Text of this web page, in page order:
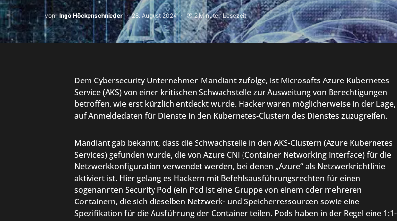
von Ingo Höckenschnieder 28. August 2024 2 Minuten Lesezeit
Dem Cybersecurity Unternehmen Mandiant zufolge, ist Microsofts Azure Kubernetes
Service (AKS) von einer kritischen Schwachstelle zur Ausweitung von Berechtigungen
betroffen, wie erst kürzlich entdeckt wurde. Hacker waren möglicherweise in der Lage,
auf Anmeldedaten für Dienste in den Kubernetes-Clustern des Dienstes zuzugreifen.
Mandiant gab bekannt, dass die Schwachstelle in den AKS-Clustern (Azure Kubernetes
Services) gefunden wurde, die von Azure CNI (Container Networking Interface) für die
Netzwerkkonfiguration verwendet werden, bei denen „Azure“ als Netzwerkrichtlinie
aktiviert ist. Hier gelang es Hackern mit Befehlsausführungsrechten für einen
sogenannten Security Pod (ein Pod ist eine Gruppe von einem oder mehreren
Containern, die sich dieselben Netzwerk- und Speicherressourcen sowie eine
Spezifikation für die Ausführung der Container teilen. Pods haben in der Regel eine 1:1-